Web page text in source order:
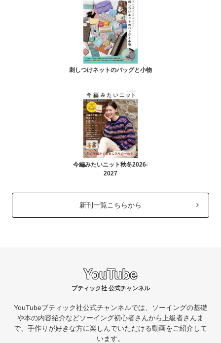
刺しつけネットのバッグと小物
今編みたいニット秋冬2026-
2027
新刊一覧こちらから
ブティック社 公式チャンネル
YouTubeブティック社公式チャンネルでは、ソーイングの基礎
や本の内容紹介などソーイング初心者さんから上級者さんま
で、手作りが好きな方に楽しんでいただける動画をご紹介して
います。